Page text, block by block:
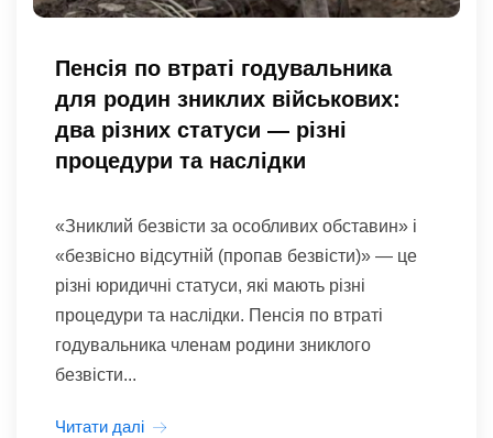
Пенсія по втраті годувальника
для родин зниклих військових:
два різних статуси — різні
процедури та наслідки
«Зниклий безвісти за особливих обставин» і
«безвісно відсутній (пропав безвісти)» — це
різні юридичні статуси, які мають різні
процедури та наслідки. Пенсія по втраті
годувальника членам родини зниклого
безвісти...
Читати далі